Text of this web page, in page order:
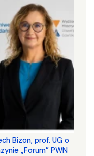
Bizon, prof. UG o
„Forum” PWN